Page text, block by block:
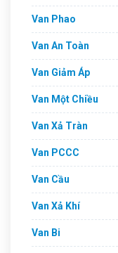
Van Phao
Van An Toàn
Van Giảm Áp
Van Một Chiều
Van Xả Tràn
Van PCCC
Van Cầu
Van Xả Khí
Van Bi